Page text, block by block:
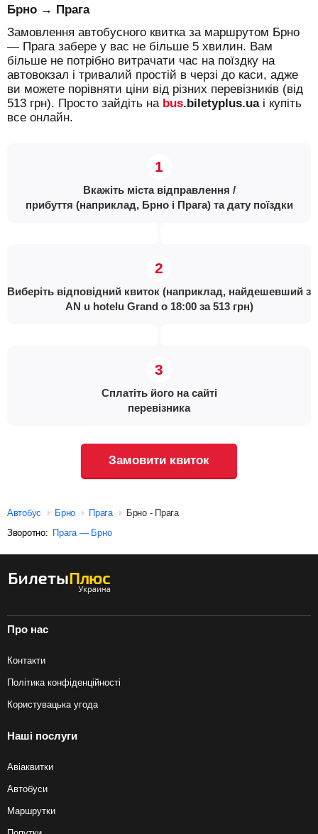
Брно → Прага
Замовлення автобусного квитка за маршрутом Брно
— Прага забере у вас не більше 5 хвилин. Вам
більше не потрібно витрачати час на поїздку на
автовокзал і тривалий простій в черзі до каси, адже
ви можете порівняти ціни від різних перевізників (від
513 грн). Просто зайдіть на bus.biletyplus.uaі купіть
все онлайн.
Вкажіть міста відправлення /
прибуття (наприклад, Брно і Прага) та дату поїздки
Виберіть відповідний квиток (наприклад, найдешевший з
AN u hotelu Grand о 18:00 за 513 грн)
Сплатіть його на сайті
перевізника
Замовити квиток
Автобус Брно Прага
Брно - Прага
Зворотно: Прага — Брно
Про нас
Контакти
Політика конфіденційності
Користувацька угода
Наші послуги
Авіаквитки
Автобуси
Маршрутки